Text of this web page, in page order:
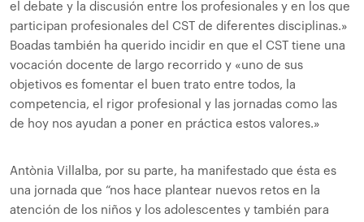
el debate y la discusión entre los profesionales y en los que
participan profesionales del CST de diferentes disciplinas.»
Boadas también ha querido incidir en que el CST tiene una
vocación docente de largo recorrido y «uno de sus
objetivos es fomentar el buen trato entre todos, la
competencia, el rigor profesional y las jornadas como las
de hoy nos ayudan a poner en práctica estos valores.»
Antònia Villalba, por su parte, ha manifestado que ésta es
una jornada que “nos hace plantear nuevos retos en la
atención de los niños y los adolescentes y también para